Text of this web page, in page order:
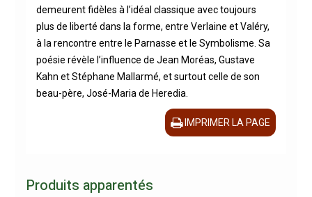
demeurent fidèles à l’idéal classique avec toujours
plus de liberté dans la forme, entre Verlaine et Valéry,
à la rencontre entre le Parnasse et le Symbolisme. Sa
poésie révèle l’influence de Jean Moréas, Gustave
Kahn et Stéphane Mallarmé, et surtout celle de son
beau-père, José-Maria de Heredia.
IMPRIMER LA PAGE
Produits apparentés